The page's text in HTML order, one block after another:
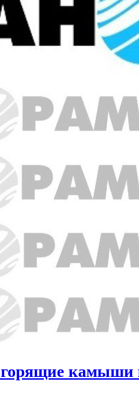
горящие